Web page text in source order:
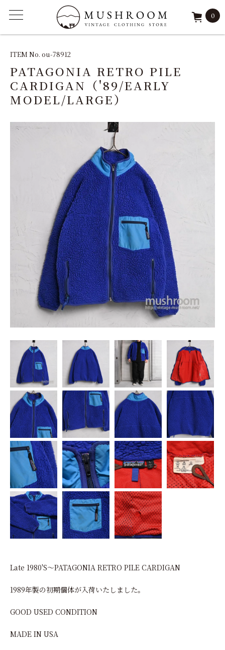
FEATURE
ARCHIVE
MY ACCOUNT
0
ITEM No. ou-78912
PATAGONIA RETRO PILE
CARDIGAN（'89/EARLY
MODEL/LARGE）
Late 1980'S〜PATAGONIA RETRO PILE CARDIGAN
1989年製の初期個体が入荷いたしました。
GOOD USED CONDITION
MADE IN USA